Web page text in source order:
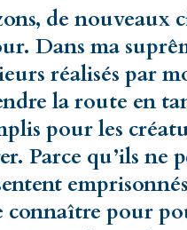
de nouveaux
Dans ma
réalisés par
la route en
pour les
Parce qu’ils ne
connaître pour